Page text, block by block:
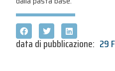
data di pubblicazione: 29